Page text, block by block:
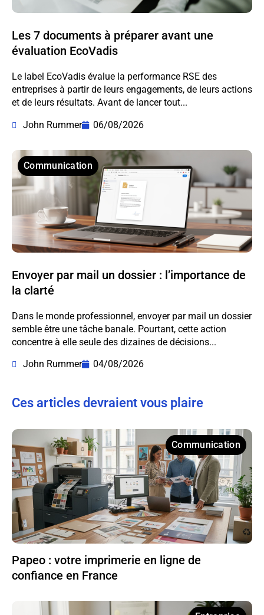
Les 7 documents à préparer avant une
évaluation EcoVadis
Le label EcoVadis évalue la performance RSE des
entreprises à partir de leurs engagements, de leurs actions
et de leurs résultats. Avant de lancer tout...
John Rummer
06/08/2026
Communication
Envoyer par mail un dossier : l’importance de
la clarté
Dans le monde professionnel, envoyer par mail un dossier
semble être une tâche banale. Pourtant, cette action
concentre à elle seule des dizaines de décisions...
John Rummer
04/08/2026
Ces articles devraient vous plaire
Communication
Papeo : votre imprimerie en ligne de
confiance en France